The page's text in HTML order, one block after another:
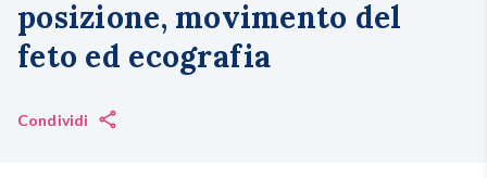
Primi mesi
Svezzamento
posizione, movimento del
feto ed ecografia
Condividi